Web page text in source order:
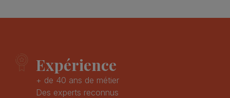
Expérience
+ de 40 ans de métier
Des experts reconnus